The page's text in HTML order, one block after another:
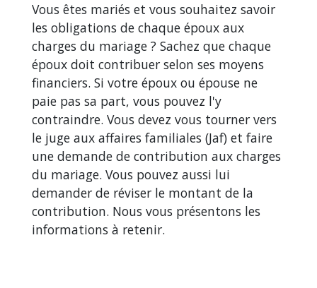
Vous êtes mariés et vous souhaitez savoir
les obligations de chaque époux aux
charges du mariage ? Sachez que chaque
époux doit contribuer selon ses moyens
financiers. Si votre époux ou épouse ne
paie pas sa part, vous pouvez l'y
contraindre. Vous devez vous tourner vers
le juge aux affaires familiales (Jaf) et faire
une demande de contribution aux charges
du mariage. Vous pouvez aussi lui
demander de réviser le montant de la
contribution. Nous vous présentons les
informations à retenir.